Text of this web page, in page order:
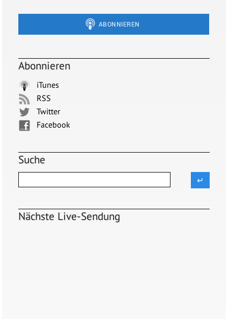
Abonnieren
iTunes
RSS
Twitter
Facebook
Suche
Nächste Live-Sendung